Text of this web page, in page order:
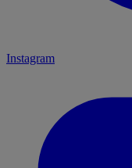
Instagram